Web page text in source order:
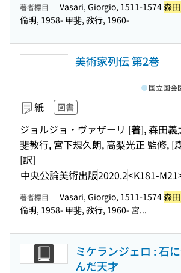
著者標目 Vasari, Giorgio, 1511-1574森
倫明, 1958- 甲斐, 教行, 1960-
美術家列伝 第2巻
紙 図書
ジョルジョ・ヴァザーリ [著], 森田義
斐教行, 宮下規久朗, 高梨光正 監修, [
[訳]
中央公論美術出版2020.2<K181-
国立国会
著者標目 Vasari, Giorgio, 1511-1574森
倫明, 1958- 甲斐, 教行, 1960- 宮...
ミケランジェロ : 石
んだ天才